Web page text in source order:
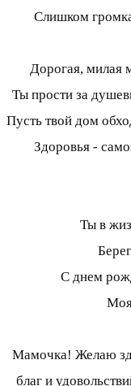
Слишком
Дорогая, милая
Ты прости за
Пусть твой дом
Здоровья -
Ты в
С днем
Мамочка! Желаю
благ и